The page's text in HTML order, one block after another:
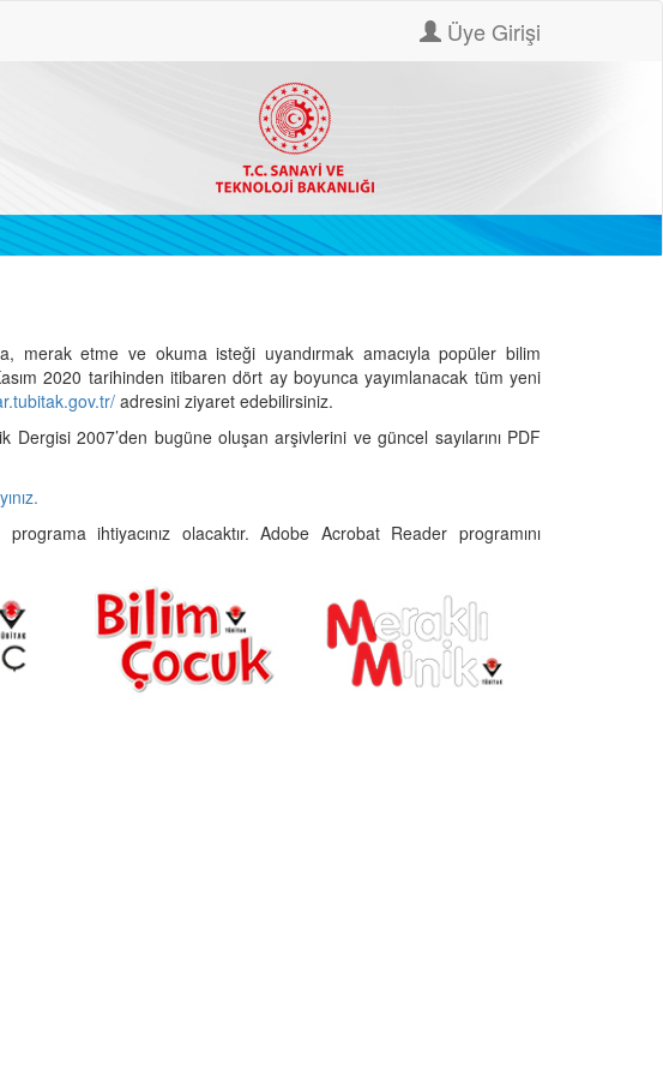
Üye Girişi
merak etme ve okuma isteği uyandırmak amacıyla popüler bilim
2020 tarihinden itibaren dört ay boyunca yayımlanacak tüm yeni
adresini ziyaret edebilirsiniz.
2007’den bugüne oluşan arşivlerini ve güncel sayılarını PDF
ihtiyacınız olacaktır. Adobe Acrobat Reader programını